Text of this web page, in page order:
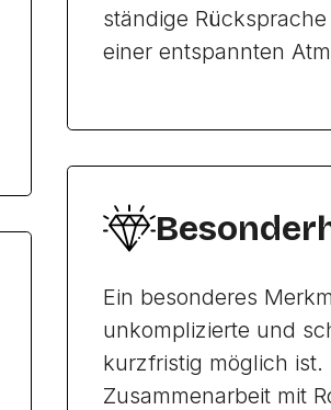
ständige
einer entspannten
Ein besonderes
unkomplizierte und
kurzfristig möglich
Zusammenarbeit mit